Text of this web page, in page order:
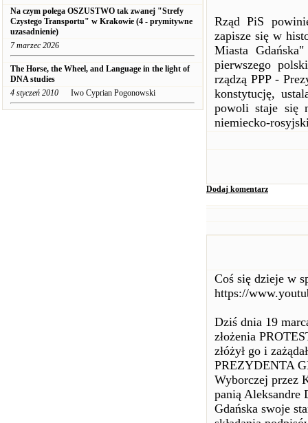
Na czym polega OSZUSTWO tak zwanej "Strefy
Czystego Transportu" w Krakowie (4 - prymitywne
uzasadnienie)
7 marzec 2026
The Horse, the Wheel, and Language in the light of
DNA studies
4 styczeń 2010 Iwo Cyprian Pogonowski
Rząd PiS
zapisze się w
Miasta
pierwszego
rządzą PPP -
konstytucję,
powoli staje się
niemiecko-
Dodaj komentarz
Coś się dzieje w
https://
Dziś dnia 19
złożenia
złóżył go i
PREZYDENTA
Wyborczej przez
panią Aleksandre
Gdańska swoje